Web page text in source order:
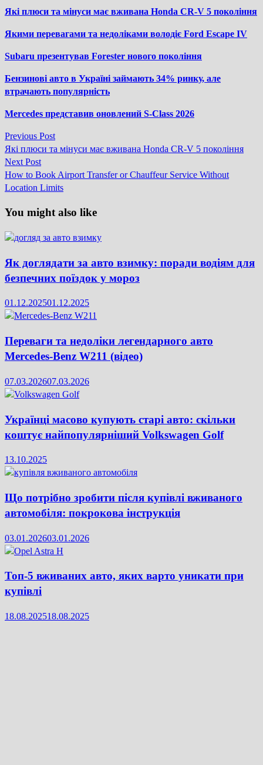
Які плюси та мінуси має вживана Honda CR-V 5 покоління
Якими перевагами та недоліками володіє Ford Escape IV
Subaru презентував Forester нового покоління
Бензинові авто в Україні займають 34% ринку, але
втрачають популярність
Mercedes представив оновлений S-Class 2026
Навігація
записів
Previous PostPrevious
post:
Які плюси та мінуси має вживана Honda CR-V 5 покоління
Next PostNext
post:
How to Book Airport Transfer or Chauffeur Service Without
Location Limits
You might also like
Як доглядати за авто взимку: поради водіям для
безпечних поїздок у мороз
01.12.202501.12.2025
Переваги та недоліки легендарного авто
Mercedes-Benz W211 (відео)
07.03.202607.03.2026
Українці масово купують старі авто: скільки
коштує найпопулярніший Volkswagen Golf
13.10.2025
Що потрібно зробити після купівлі вживаного
автомобіля: покрокова інструкція
03.01.202603.01.2026
Топ-5 вживаних авто, яких варто уникати при
купівлі
18.08.202518.08.2025